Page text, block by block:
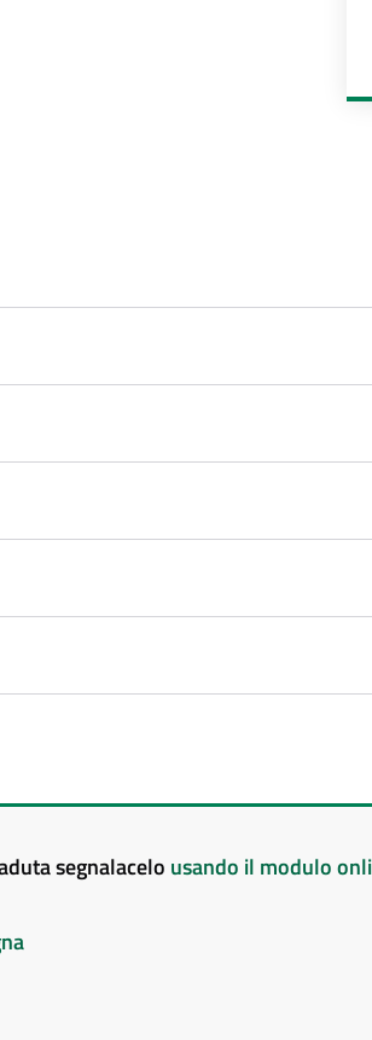
segnalacelo usando il modulo